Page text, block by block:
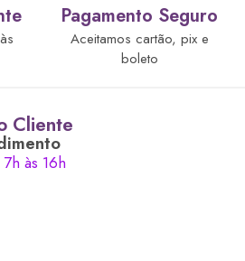
Pagamento Seguro
Aceitamos cartão, pix e
boleto
Cliente
às 16h